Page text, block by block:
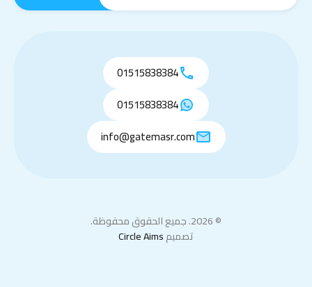
01515838384
01515838384
info@gatemasr.com
© 2026. جميع الحقوق محفوظة.
تصميمCircle Aims